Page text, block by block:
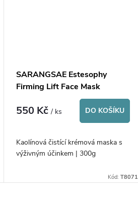
SARANGSAE Estesophy
Firming Lift Face Mask
550 Kč/ ks DO KOŠÍKU
Kaolínová čistící krémová maska s
výživným účinkem | 300g
Kód: T8071